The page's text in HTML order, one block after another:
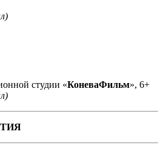
студии «КоневаФильм», 6+